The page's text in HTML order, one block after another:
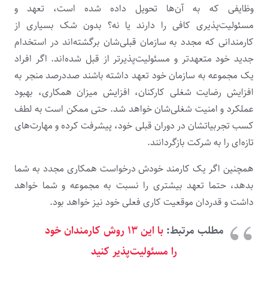
وظایفی که به آن‌ها تحویل داده شده ‌است، تعهد و
مسئولیت‌پذیری کافی را دارند یا نه؟ بدون‌ شک بسیاری از
کارمندانی که مجدد به سازمان قبلی‌شان برگشته‌اند در استخدام
جدید خود متعهدتر و مسئولیت‌پذیرتر از قبل شده‌اند. اگر افراد
یک مجموعه به سازمان خود تعهد داشته ‌باشند صددرصد منجر به
افزایش رضایت شغلی کارکنان، افزایش میزان همکاری، بهبود
عملکرد و امنیت شغلی‌شان خواهد شد. حتی ممکن است به لطف
کسب تجربیاتشان در دوران قبلی خود، پیشرفت کرده و مهارت‌های
تازه‌ای را به شرکت بازگردانند.
همچنین اگر یک کارمند خودش درخواست همکاری مجدد به شما
بدهد، حتما تعهد بیشتری را نسبت به مجموعه و شما خواهد
داشت و قدردان موقعیت کاری فعلی خود نیز خواهد بود.
مطلب مرتبط:
با این ۱۳ روش کارمندان خود
را مسئولیت‌پذیر کنید